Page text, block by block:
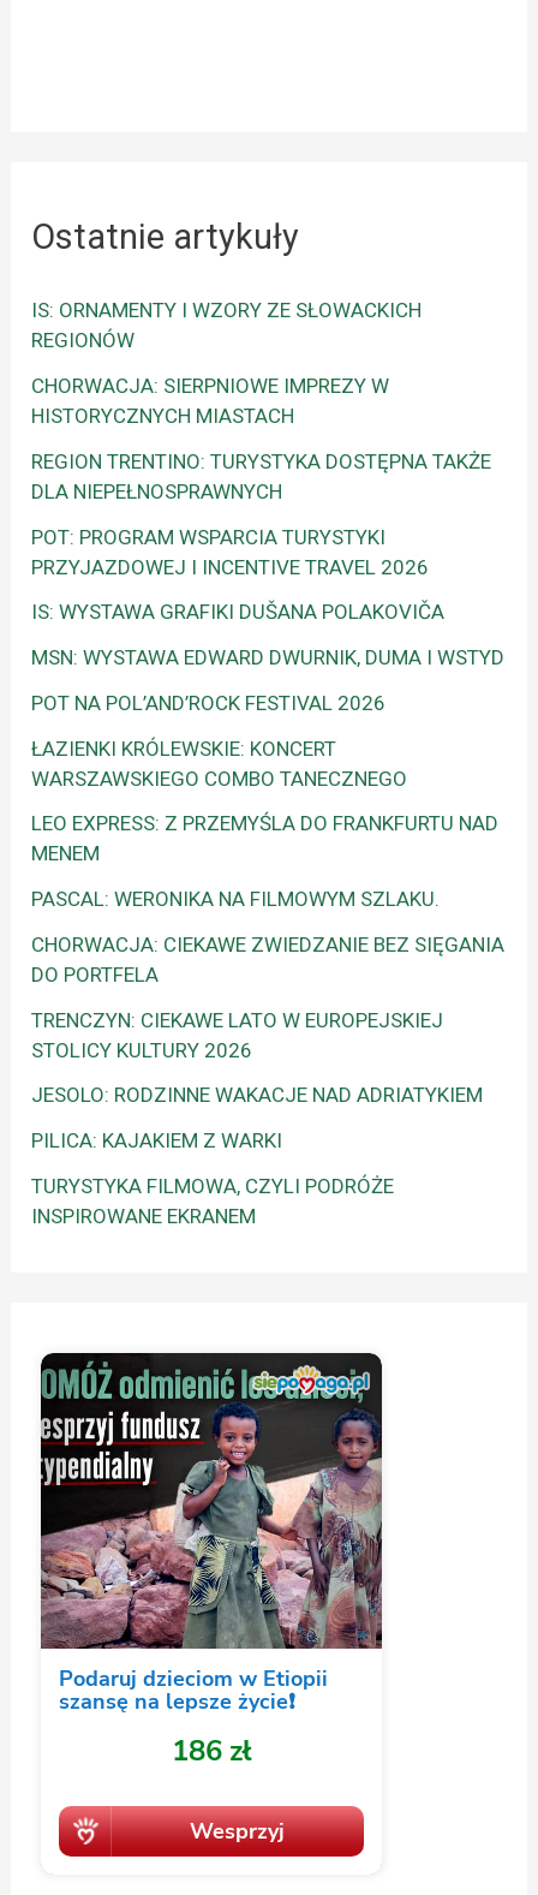
Ostatnie artykuły
IS: ORNAMENTY I WZORY ZE SŁOWACKICH
REGIONÓW
CHORWACJA: SIERPNIOWE IMPREZY W
HISTORYCZNYCH MIASTACH
REGION TRENTINO: TURYSTYKA DOSTĘPNA TAKŻE
DLA NIEPEŁNOSPRAWNYCH
POT: PROGRAM WSPARCIA TURYSTYKI
PRZYJAZDOWEJ I INCENTIVE TRAVEL 2026
IS: WYSTAWA GRAFIKI DUŠANA POLAKOVIČA
MSN: WYSTAWA EDWARD DWURNIK, DUMA I WSTYD
POT NA POL’AND’ROCK FESTIVAL 2026
ŁAZIENKI KRÓLEWSKIE: KONCERT
WARSZAWSKIEGO COMBO TANECZNEGO
LEO EXPRESS: Z PRZEMYŚLA DO FRANKFURTU NAD
MENEM
PASCAL: WERONIKA NA FILMOWYM SZLAKU.
CHORWACJA: CIEKAWE ZWIEDZANIE BEZ SIĘGANIA
DO PORTFELA
TRENCZYN: CIEKAWE LATO W EUROPEJSKIEJ
STOLICY KULTURY 2026
JESOLO: RODZINNE WAKACJE NAD ADRIATYKIEM
PILICA: KAJAKIEM Z WARKI
TURYSTYKA FILMOWA, CZYLI PODRÓŻE
INSPIROWANE EKRANEM